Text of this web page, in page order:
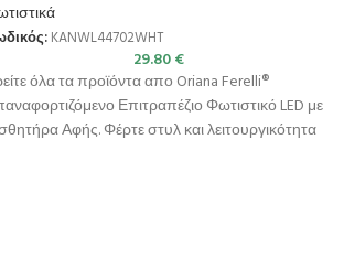
KANWL44702WHT
29.80€
όλα τα προϊόντα απο Oriana Ferelli®
Επιτραπέζιο Φωτιστικό LED με
Αφής. Φέρτε στυλ και λειτουργικότητα